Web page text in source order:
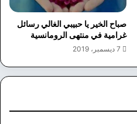
صباح الخير يا حبيبي الغالي رسائل
غرامية في منتهى الرومانسية
7 ديسمبر، 2019